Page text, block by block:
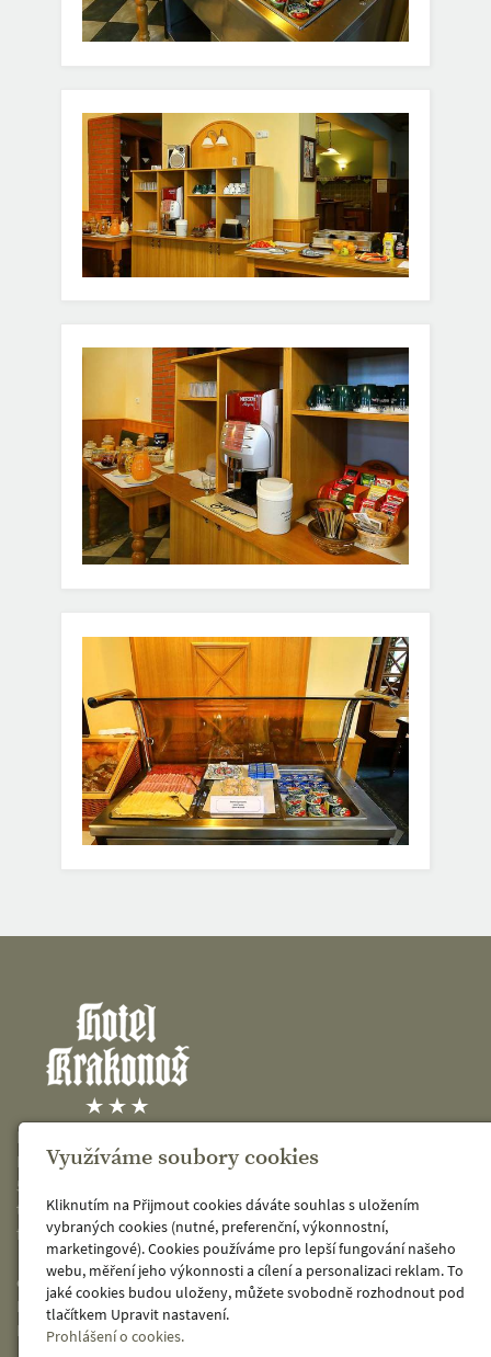
KRAKONOŠ spol. s r.o.
Křižíkova 486
541 01 Trutnov 1
telefon: 499 819 190
fax: 499 819 612
e-mail:hotel@hotel-krakonos.cz
IČ: 48151769
DIČ: CZ48151769
Využíváme soubory cookies
Kliknutím na Přijmout cookies dáváte souhlas s uložením
vybraných cookies (nutné, preferenční, výkonnostní,
marketingové). Cookies používáme pro lepší fungování našeho
webu, měření jeho výkonnosti a cílení a personalizaci reklam. To
jaké cookies budou uloženy, můžete svobodně rozhodnout pod
tlačítkem Upravit nastavení.
Prohlášení o cookies.